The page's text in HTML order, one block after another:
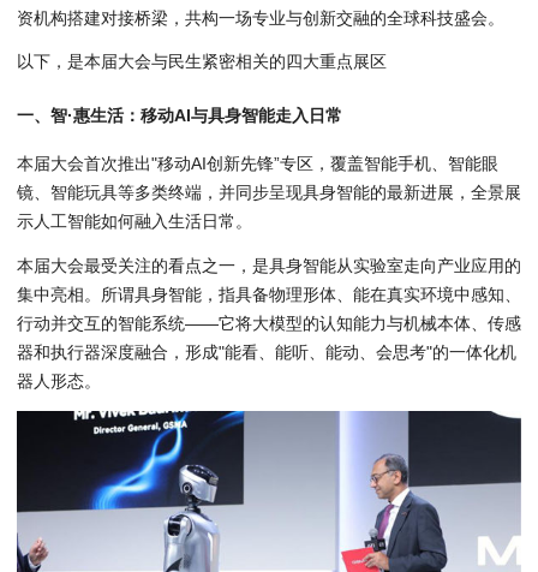
资机构搭建对接桥梁，共构一场专业与创新交融的全球科技盛会。
以下，是本届大会与民生紧密相关的四大重点展区
一、智·惠生活：移动AI与具身智能走入日常
本届大会首次推出"移动AI创新先锋”专区，覆盖智能手机、智能眼
镜、智能玩具等多类终端，并同步呈现具身智能的最新进展，全景展
示人工智能如何融入生活日常。
本届大会最受关注的看点之一，是具身智能从实验室走向产业应用的
集中亮相。所谓具身智能，指具备物理形体、能在真实环境中感知、
行动并交互的智能系统——它将大模型的认知能力与机械本体、传感
器和执行器深度融合，形成"能看、能听、能动、会思考"的一体化机
器人形态。